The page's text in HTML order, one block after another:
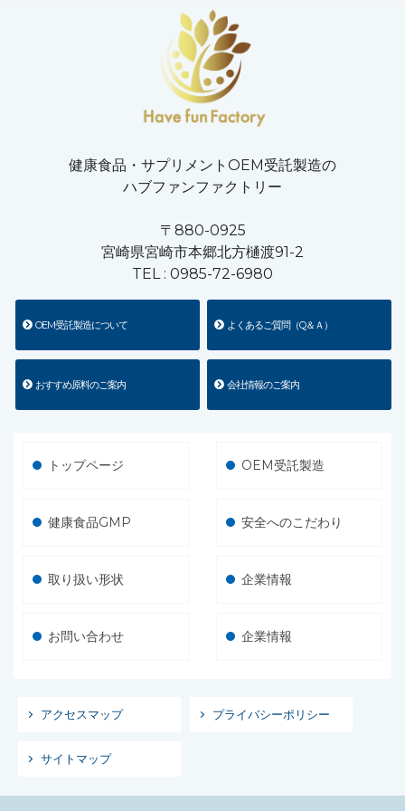
健康食品・サプリメントOEM受託製造の
ハブファンファクトリー
〒880-0925
宮崎県宮崎市本郷北方樋渡91-2
TEL : 0985-72-6980
OEM受託製造について よくあるご質問（Q＆Ａ）
おすすめ原料のご案内 会社情報のご案内
トップページ OEM受託製造
健康食品GMP 安全へのこだわり
取り扱い形状 企業情報
お問い合わせ 企業情報
アクセスマップ プライバシーポリシー
サイトマップ